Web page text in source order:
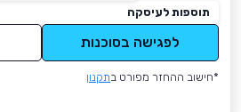
תוספות לעיסקה
לפגישה בסוכנות
*חישוב ההחזר מפורט בתקנון